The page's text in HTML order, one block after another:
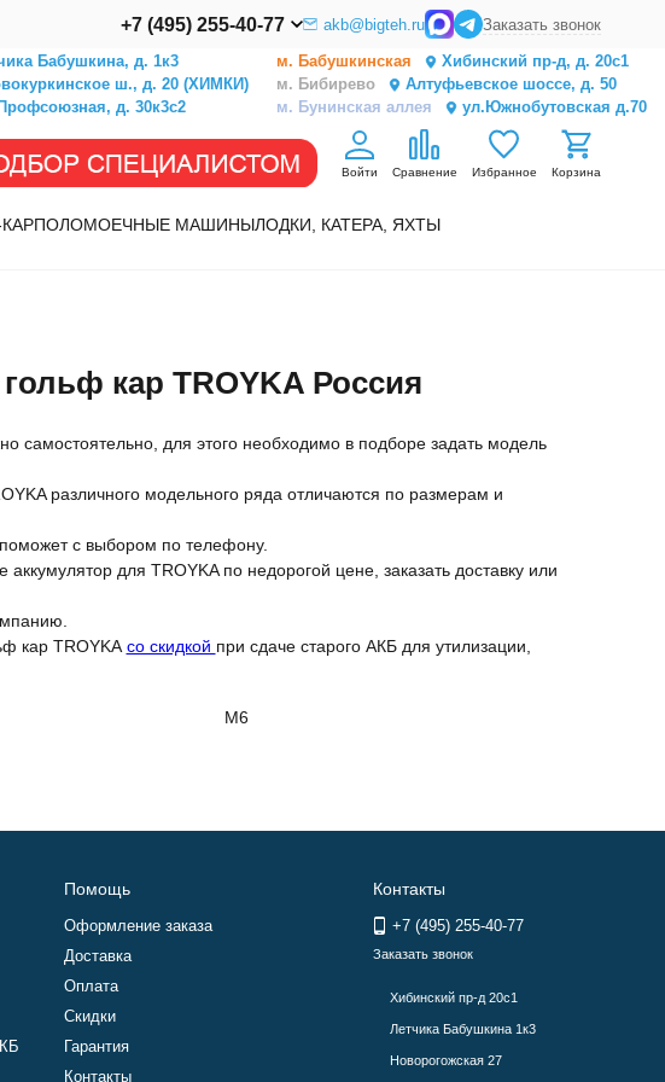
+7 (495) 255-40-77 akb@bigteh.ru Заказать звонок
Бабушкина, д. 1к3 м. Бабушкинская
Хибинский пр-д, д. 20с1
ш., д. 20 (ХИМКИ) м. Бибирево
Алтуфьевское шоссе, д. 50
д. 30к3с2 м. Бунинская аллея
ул.Южнобутовская д.70
Войти Сравнение Избранное Корзина
ПОЛОМОЕЧНЫЕ МАШИНЫЛОДКИ, КАТЕРА, ЯХТЫ
кар TROYKA Россия
самостоятельно, для этого необходимо в подборе задать модель
различного модельного ряда отличаются по размерам и
с выбором по телефону.
для TROYKA по недорогой цене, заказать доставку или
кар TROYKA со скидкой при сдаче старого АКБ для утилизации,
M6
Помощь
Оформление заказа
Доставка
Оплата
Скидки
Гарантия
Контакты
Контакты
+7 (495) 255-40-77
Заказать звонок
Хибинский пр-д 20с1
Летчика Бабушкина 1к3
Новорогожская 27